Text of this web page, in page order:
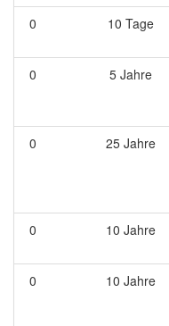
0 10 Tage
0 5 Jahre
0 25 Jahre
0 10 Jahre
0 10 Jahre